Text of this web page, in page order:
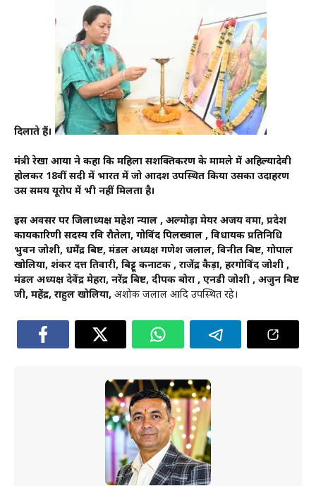
दिलाते हैं।
मंत्री रेखा आर्या ने कहा कि महिला सशक्तिकरण के मामले में अहिल्यादेवी
होलकर 18वीं सदी में भारत में जो आदर्श उपस्थित किया उसका उदाहरण
उस समय यूरोप में भी नहीं मिलता है।
इस अवसर पर जिलाध्यक्ष महेश न्याल , अल्मोड़ा मेयर अजय वर्मा, प्रदेश
कार्यकारिणी सदस्य रवि रौतेला, गोविंद पिलख्वाल , विधायक प्रतिनिधि
भुवन जोशी, धर्मेंद्र बिष्ट, मंडल अध्यक्ष गणेश जलाल, विनीत बिष्ट, गोपाल
खोलिया, शंकर दत्त तिवारी, बिट्टू कर्नाटक , राजेंद्र कैड़ा, हरगोविंद जोशी ,
मंडल अध्यक्ष देवेंद्र मेहरा, नरेंद्र बिष्ट, दीपक बोरा , एनडी जोशी , अर्जुन बिष्ट
जी, महेंद्र, राहुल खोलिया, अशोक जलाल आदि उपस्थित रहे।